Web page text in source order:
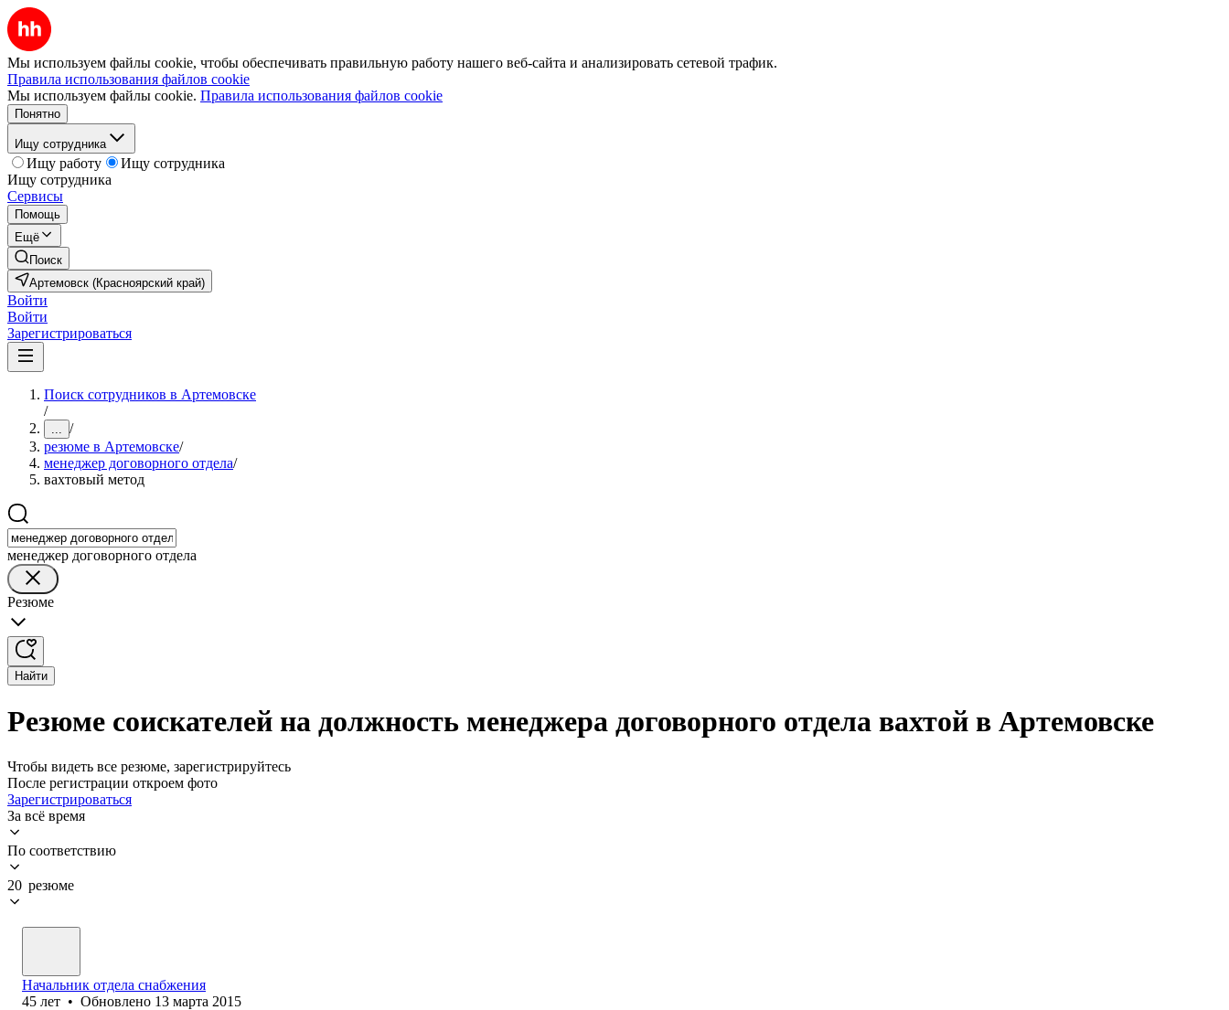
Мы используем файлы cookie, чтобы обеспечивать правильную работу нашего веб-сайта и анализировать сетевой трафик.
Правила использования файлов cookie
Мы используем файлы cookie. Правила использования файлов cookie
Понятно
Ищу сотрудника
Ищу работу
Ищу сотрудника
Ищу сотрудника
Сервисы
Помощь
Ещё
Поиск
Артемовск (Красноярский край)
Войти
Войти
Зарегистрироваться
Поиск сотрудников в Артемовске
/
... /
резюме в Артемовске/
менеджер договорного отдела/
вахтовый метод
менеджер договорного отдела
Резюме
Найти
Резюме соискателей на должность менеджера договорного отдела вахтой в Артемовске
Чтобы видеть все резюме, зарегистрируйтесь
После регистрации откроем фото
Зарегистрироваться
За всё время
По соответствию
20 резюме
Начальник отдела снабжения
45 лет • Обновлено 13 марта 2015